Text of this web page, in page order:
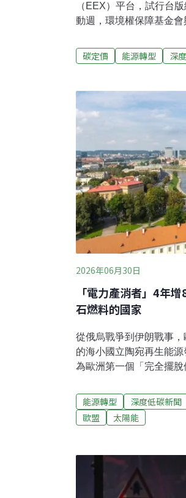
（EEX）平台，試行台
動週，環境權保障基金
大學國貿易系教授施文真
碳洩漏等設計，未來若
部：達成2035年NDC 要
配企業自主減量計畫，
排。環境權保障基金會
辦「碳費開徵後的下一
施碳定價的現況。環境
碳定價 能源轉型 深
2026年06月30日
「電力產消者」4年
石燃料的國家
從俄烏戰爭到伊朗戰事
的海小國立陶宛再生能
為歐洲第一個「完全擺
排除能源轉型障礙，並
成員，也是立陶宛非政
特拉塞維修斯（
從623 MW上升至2535
用電需求。再生能源的
頂裝設太陽能板，或合
能源轉型 深度低碳新聞
歐盟
太陽能